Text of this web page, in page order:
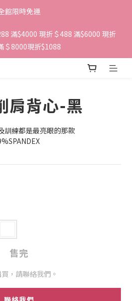
館限時免運
滿$4000 現折＄488 滿$6000 現折
＄8000現折$1088
肩背心-黑
訓練都是最亮眼的那款
售完
，請聯絡我們。